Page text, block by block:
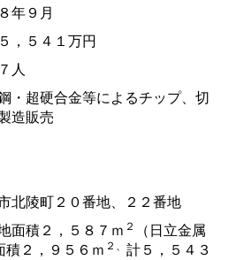
年９月
，５４１万円
人
・超硬合金等によるチップ、切
造販売
北陵町２０番地、２２番地
面積２，５８７ｍ ２
（日立金属
積２，９５６ｍ ２、 計５，５４３